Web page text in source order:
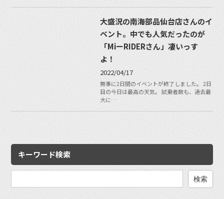
大盛況の南海部品仙台店さんのイ
ベント。中でも人気だったのが
「MiーRIDERさん」凄いっす
よ！
2022/04/17
無事に2日間のイベントが終了しました。 2日
目の今日は最高の天気。 試乗者数も、過去最
大に…
キーワード検索